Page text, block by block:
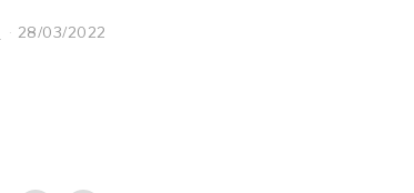
28/03/2022